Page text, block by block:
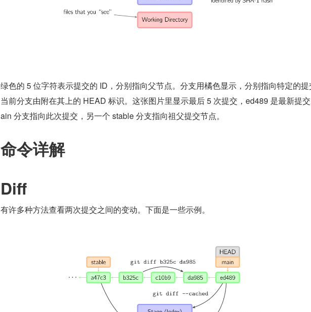
绿色的 5 位字符表示提交的 ID，分别指向父节点。分支用橘色显示，分别指向特定的提
当前分支由附在其上的 HEAD 标识。这张图片里显示最后 5 次提交，ed489 是最新提
ain 分支指向此次提交，另一个 stable 分支指向祖父提交节点。
命令详解
Diff
有许多种方法查看两次提交之间的变动。下面是一些示例。